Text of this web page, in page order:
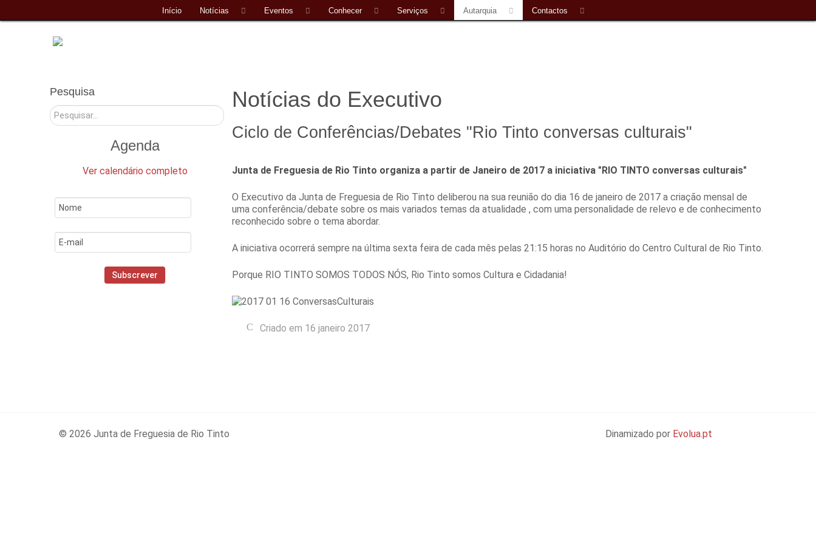
Início Notícias Eventos Conhecer Serviços Autarquia Contactos
Pesquisa
Pesquisar
Agenda
Ver calendário completo
Notícias do Executivo
Ciclo de Conferências/Debates "Rio Tinto conversas culturais"
Junta de Freguesia de Rio Tinto organiza a partir de Janeiro de 2017 a iniciativa "RIO TINTO conversas culturais"
O Executivo da Junta de Freguesia de Rio Tinto deliberou na sua reunião do dia 16 de janeiro de 2017 a criação mensal de
uma conferência/debate sobre os mais variados temas da atualidade , com uma personalidade de relevo e de conhecimento
reconhecido sobre o tema abordar.
A iniciativa ocorrerá sempre na última sexta feira de cada mês pelas 21:15 horas no Auditório do Centro Cultural de Rio Tinto.
Porque RIO TINTO SOMOS TODOS NÓS, Rio Tinto somos Cultura e Cidadania!
Criado em 16 janeiro 2017
© 2026 Junta de Freguesia de Rio Tinto Dinamizado por Evolua.pt